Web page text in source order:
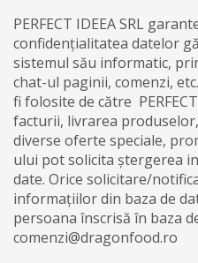
PERFECT IDEEA SRL
confidențialitatea datelor
sistemul său informatic,
chat-ul paginii, comenzi,
fi folosite de către
facturii, livrarea
diverse oferte speciale,
ului pot solicita ștergerea
date. Orice solicitare/
informațiilor din baza de
persoana înscrisă în baza
comenzi@dragonfood.ro